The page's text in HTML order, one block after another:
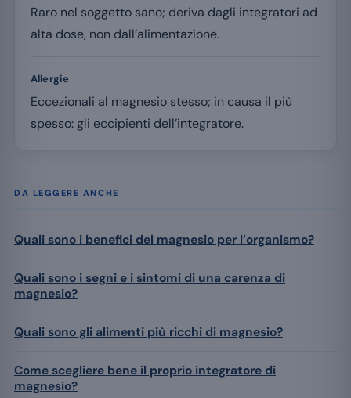
Raro nel soggetto sano; deriva dagli integratori ad
alta dose, non dall’alimentazione.
Allergie
Eccezionali al magnesio stesso; in causa il più
spesso: gli eccipienti dell’integratore.
DA LEGGERE ANCHE
Quali sono i benefici del magnesio per l’organismo?
Quali sono i segni e i sintomi di una carenza di
magnesio?
Quali sono gli alimenti più ricchi di magnesio?
Come scegliere bene il proprio integratore di
magnesio?